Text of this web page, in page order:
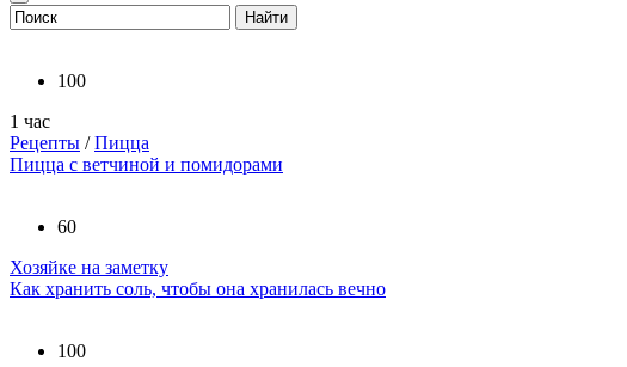
100
1 час
Рецепты /Пицца
Пицца с ветчиной и помидорами
60
Хозяйке на заметку
Как хранить соль, чтобы она хранилась вечно
100